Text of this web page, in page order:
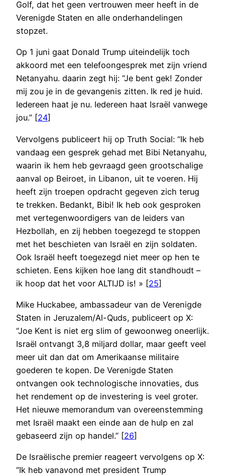
Golf, dat het geen vertrouwen meer heeft in de
Verenigde Staten en alle onderhandelingen
stopzet.
Op 1 juni gaat Donald Trump uiteindelijk toch
akkoord met een telefoongesprek met zijn vriend
Netanyahu. daarin zegt hij: “Je bent gek! Zonder
mij zou je in de gevangenis zitten. Ik red je huid.
Iedereen haat je nu. Iedereen haat Israël vanwege
jou.” [24]
Vervolgens publiceert hij op Truth Social: “Ik heb
vandaag een gesprek gehad met Bibi Netanyahu,
waarin ik hem heb gevraagd geen grootschalige
aanval op Beiroet, in Libanon, uit te voeren. Hij
heeft zijn troepen opdracht gegeven zich terug
te trekken. Bedankt, Bibi! Ik heb ook gesproken
met vertegenwoordigers van de leiders van
Hezbollah, en zij hebben toegezegd te stoppen
met het beschieten van Israël en zijn soldaten.
Ook Israël heeft toegezegd niet meer op hen te
schieten. Eens kijken hoe lang dit standhoudt –
ik hoop dat het voor ALTIJD is! » [25]
Mike Huckabee, ambassadeur van de Verenigde
Staten in Jeruzalem/Al-Quds, publiceert op X:
“Joe Kent is niet erg slim of gewoonweg oneerlijk.
Israël ontvangt 3,8 miljard dollar, maar geeft veel
meer uit dan dat om Amerikaanse militaire
goederen te kopen. De Verenigde Staten
ontvangen ook technologische innovaties, dus
het rendement op de investering is veel groter.
Het nieuwe memorandum van overeenstemming
met Israël maakt een einde aan de hulp en zal
gebaseerd zijn op handel.” [26]
De Israëlische premier reageert vervolgens op X:
“Ik heb vanavond met president Trump